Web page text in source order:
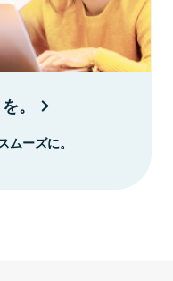
。
ーズに。